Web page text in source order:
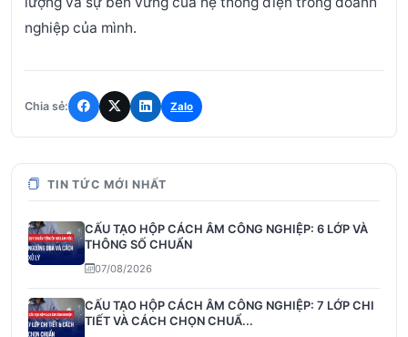
nghiệp của mình.
Chia sẻ: Zalo
TIN TỨC MỚI NHẤT
CẤU TẠO HỘP CÁCH ÂM CÔNG NGHIỆP: 6 LỚP VÀ
THÔNG SỐ CHUẨN
07/08/2026
CẤU TẠO HỘP CÁCH ÂM CÔNG NGHIỆP: 7 LỚP CHI
TIẾT VÀ CÁCH CHỌN CHUẨ...